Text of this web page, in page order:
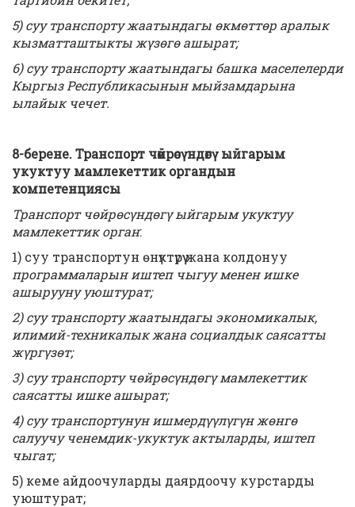
5) суу транспорту жаатындагы өкмөттөр аралык
кызматташтыкты жүзөгө ашырат;
6) суу транспорту жаатындагы башка маселелерди
Кыргыз Республикасынын мыйзамдарына
ылайык чечет.
8-берене. Транспорт чөйрөсүндөгү ыйгарым
укуктуу мамлекеттик органдын
компетенциясы
Транспорт чөйрөсүндөгү ыйгарым укуктуу
мамлекеттик орган:
1) суу транспортун өнүктүрүү жана колдонуу
программаларын иштеп чыгуу менен ишке
ашырууну уюштурат;
2) суу транспорту жаатындагы экономикалык,
илимий-техникалык жана социалдык саясатты
жүргүзөт;
3) суу транспорту чөйрөсүндөгү мамлекеттик
саясатты ишке ашырат;
4) суу транспортунун ишмердүүлүгүн жөнгө
салуучу ченемдик-укуктук актыларды, иштеп
чыгат;
5) кеме айдоочуларды даярдоочу курстарды
уюштурат;